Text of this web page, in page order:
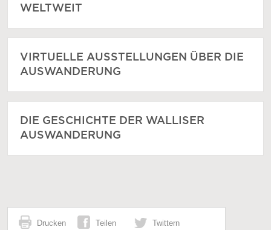
WELTWEIT
VIRTUELLE AUSSTELLUNGEN ÜBER DIE
AUSWANDERUNG
DIE GESCHICHTE DER WALLISER
AUSWANDERUNG
Drucken Teilen Twittern